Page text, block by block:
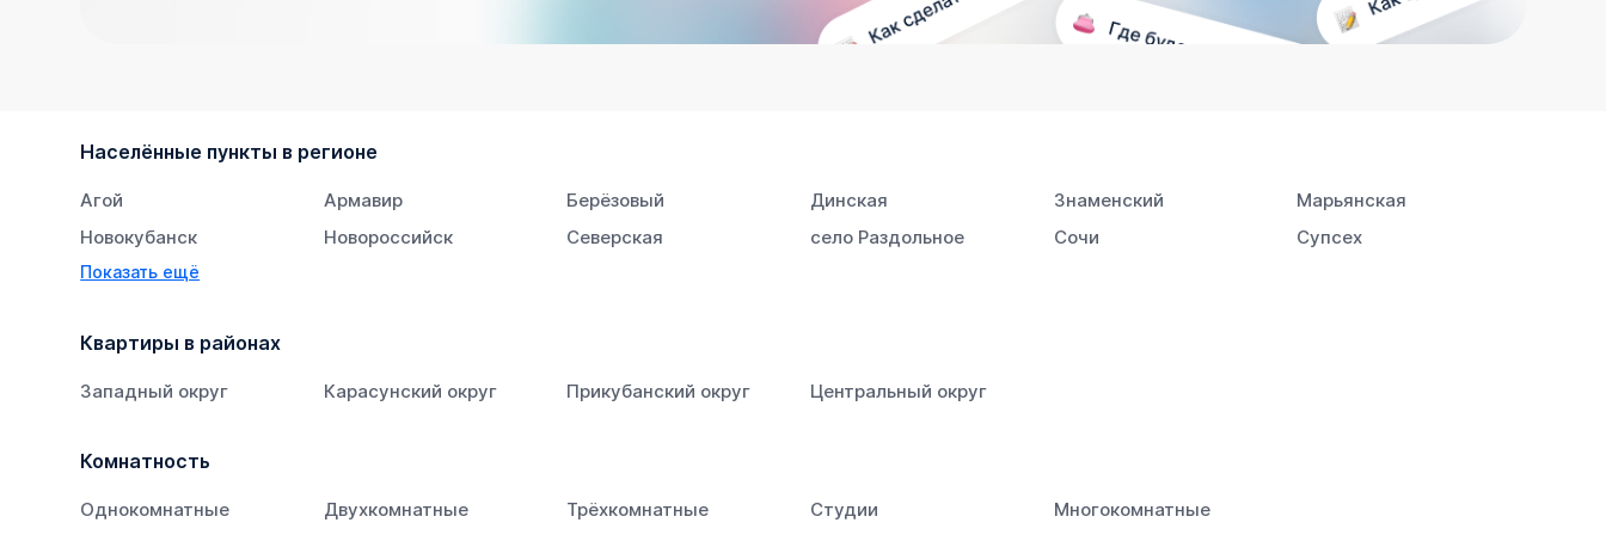
Населённые пункты в регионе
Агой Армавир Берёзовый Динская Знаменский
Марьянская
Новокубанск
Новороссийск Северская село Раздольное Сочи
Супсех
Тихорецк
Показать ещё
Квартиры в районах
Западный округ Карасунский округ Прикубанский округ Центральный округ
Комнатность
Однокомнатные Двухкомнатные Трёхкомнатные Студии Многокомнатные